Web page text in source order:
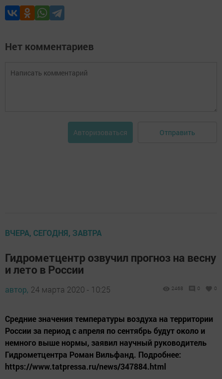
Нет комментариев
Авторизоваться Отправить
ВЧЕРА, СЕГОДНЯ, ЗАВТРА
Гидрометцентр озвучил прогноз на весну
и лето в России
автор, 24 марта 2020 - 10:25 2468 0 0
Средние значения температуры воздуха на территории
России за период с апреля по сентябрь будут около и
немного выше нормы, заявил научный руководитель
Гидрометцентра Роман Вильфанд. Подробнее:
https://www.tatpressa.ru/news/347884.html